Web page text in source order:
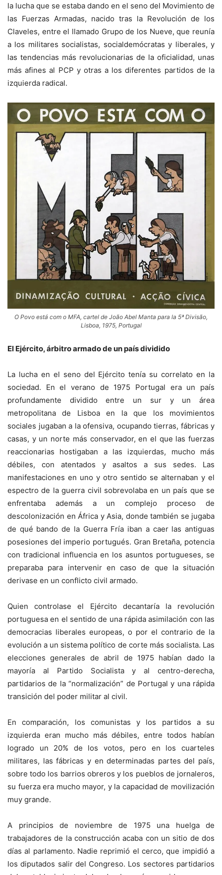
la lucha que se estaba dando en el seno del Movimiento de
las Fuerzas Armadas, nacido tras la Revolución de los
Claveles, entre el llamado Grupo de los Nueve, que reunía
a los militares socialistas, socialdemócratas y liberales, y
las tendencias más revolucionarias de la oficialidad, unas
más afines al PCP y otras a los diferentes partidos de la
izquierda radical.
O Povo está com o MFA, cartel de João Abel Manta para la 5ª Divisão,
Lisboa, 1975, Portugal
El Ejército, árbitro armado de un país dividido
La lucha en el seno del Ejército tenía su correlato en la
sociedad. En el verano de 1975 Portugal era un país
profundamente dividido entre un sur y un área
metropolitana de Lisboa en la que los movimientos
sociales jugaban a la ofensiva, ocupando tierras, fábricas y
casas, y un norte más conservador, en el que las fuerzas
reaccionarias hostigaban a las izquierdas, mucho más
débiles, con atentados y asaltos a sus sedes. Las
manifestaciones en uno y otro sentido se alternaban y el
espectro de la guerra civil sobrevolaba en un país que se
enfrentaba además a un complejo proceso de
descolonización en África y Asia, donde también se jugaba
de qué bando de la Guerra Fría iban a caer las antiguas
posesiones del imperio portugués. Gran Bretaña, potencia
con tradicional influencia en los asuntos portugueses, se
preparaba para intervenir en caso de que la situación
derivase en un conflicto civil armado.
Quien controlase el Ejército decantaría la revolución
portuguesa en el sentido de una rápida asimilación con las
democracias liberales europeas, o por el contrario de la
evolución a un sistema político de corte más socialista. Las
elecciones generales de abril de 1975 habían dado la
mayoría al Partido Socialista y al centro-derecha,
partidarios de la “normalización” de Portugal y una rápida
transición del poder militar al civil.
En comparación, los comunistas y los partidos a su
izquierda eran mucho más débiles, entre todos habían
logrado un 20% de los votos, pero en los cuarteles
militares, las fábricas y en determinadas partes del país,
sobre todo los barrios obreros y los pueblos de jornaleros,
su fuerza era mucho mayor, y la capacidad de movilización
muy grande.
A principios de noviembre de 1975 una huelga de
trabajadores de la construcción acaba con un sitio de dos
días al parlamento. Nadie reprimió el cerco, que impidió a
los diputados salir del Congreso. Los sectores partidarios